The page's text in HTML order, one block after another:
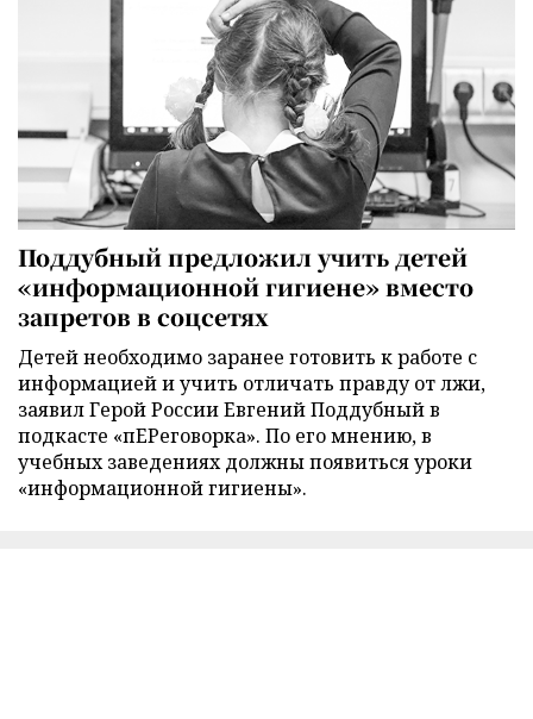
Поддубный предложил учить детей
«информационной гигиене» вместо
запретов в соцсетях
Детей необходимо заранее готовить к работе с
информацией и учить отличать правду от лжи,
заявил Герой России Евгений Поддубный в
подкасте «пЕРеговорка». По его мнению, в
учебных заведениях должны появиться уроки
«информационной гигиены».